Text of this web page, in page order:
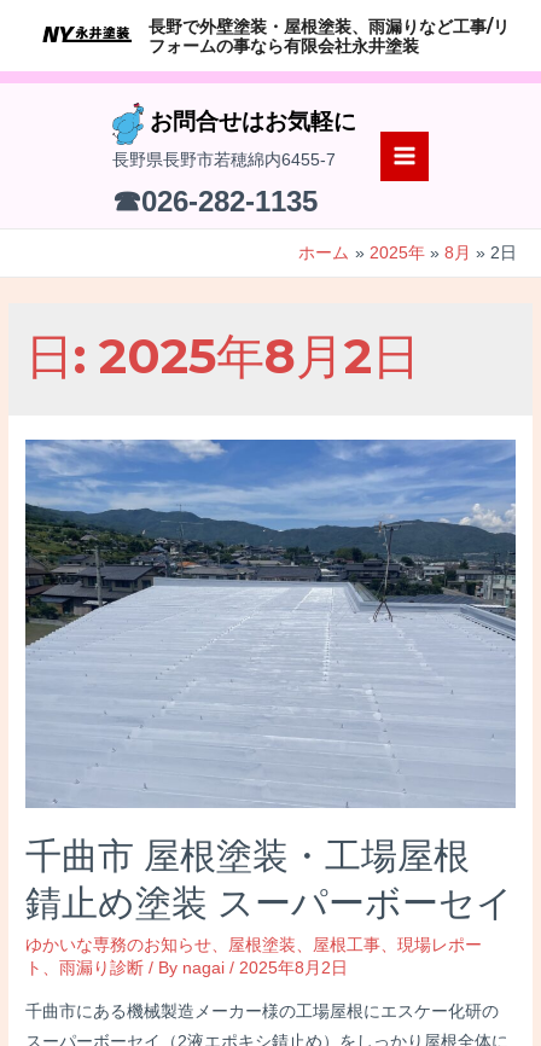
テ
長野で外壁塗装・屋根塗装、雨漏りなど工事/リ
フォームの事なら有限会社永井塗装
お問合せはお気軽に
長野県長野市若穂綿内6455-7
☎026-282-1135
MAIN
ホーム 2025年 8月 2日
日:2025年8月2日
千曲市 屋根塗装・工場屋根
錆止め塗装 スーパーボーセイ
ゆかいな専務のお知らせ、 屋根塗装、 屋根工事、現場レポー
ト 、 雨漏り診断 / By nagai /2025年8月2日
千曲市にある機械製造メーカー様の工場屋根にエスケー化研の
スーパーボーセイ（2液エポキシ錆止め）をしっかり屋根全体に